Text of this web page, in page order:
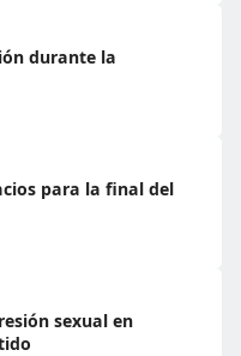
durante la
para la final del
sexual en